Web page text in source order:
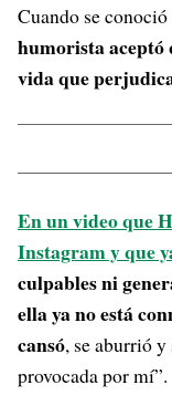
Cuando se
humorista aceptó
vida que
En un video que
Instagram y que
culpables ni
ella ya no está
cansó, se aburrió
provocada por mí”.